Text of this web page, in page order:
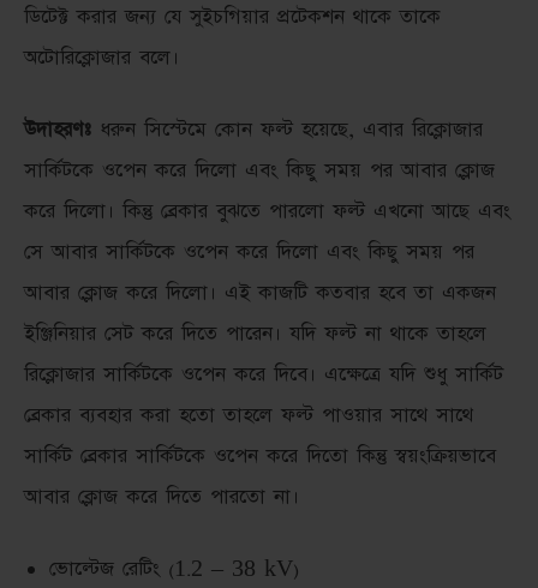
ডিটেক্ট করার জন্য যে সুইচগিয়ার প্রটেকশন থাকে তাকে
অটোরিক্লোজার বলে।
উদাহরণঃ ধরুন সিস্টেমে কোন ফল্ট হয়েছে, এবার রিক্লোজার
সার্কিটকে ওপেন করে দিলো এবং কিছু সময় পর আবার ক্লোজ
করে দিলো। কিন্তু ব্রেকার বুঝতে পারলো ফল্ট এখনো আছে এবং
সে আবার সার্কিটকে ওপেন করে দিলো এবং কিছু সময় পর
আবার ক্লোজ করে দিলো। এই কাজটি কতবার হবে তা একজন
ইঞ্জিনিয়ার সেট করে দিতে পারেন। যদি ফল্ট না থাকে তাহলে
রিক্লোজার সার্কিটকে ওপেন করে দিবে। এক্ষেত্রে যদি শুধু সার্কিট
ব্রেকার ব্যবহার করা হতো তাহলে ফল্ট পাওয়ার সাথে সাথে
সার্কিট ব্রেকার সার্কিটকে ওপেন করে দিতো কিন্তু স্বয়ংক্রিয়ভাবে
আবার ক্লোজ করে দিতে পারতো না।
ভোল্টেজ রেটিং (1.2 – 38 kV)